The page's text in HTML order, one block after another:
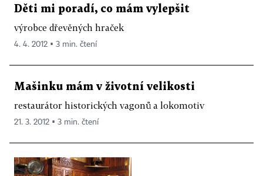
Děti mi poradí, co mám vylepšit
výrobce dřevěných hraček
4. 4. 2012 ▪ 3 min. čtení
Mašinku mám v životní velikosti
restaurátor historických vagonů a lokomotiv
21. 3. 2012 ▪ 3 min. čtení